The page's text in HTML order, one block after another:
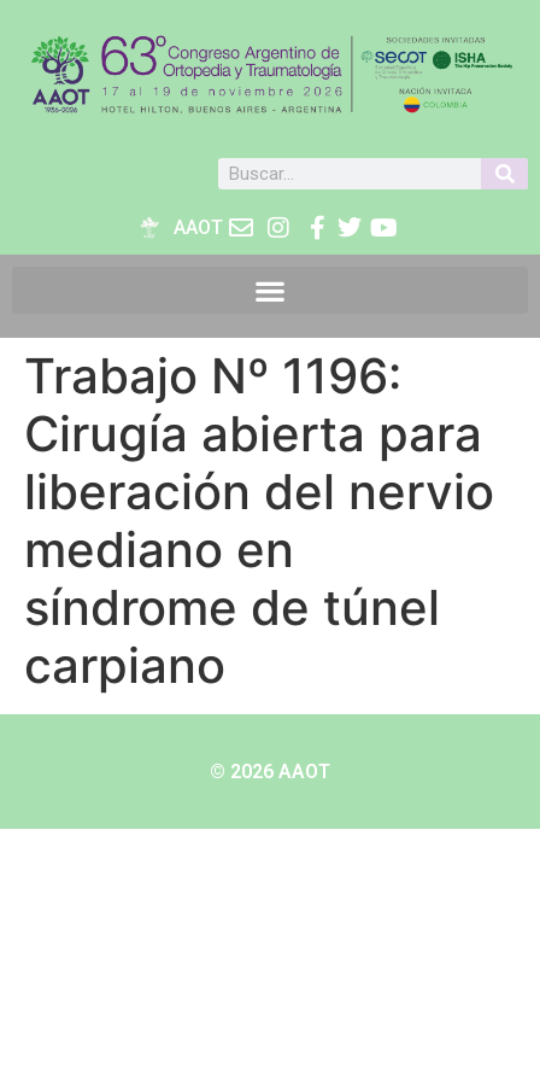
AAOT
Trabajo Nº 1196:
Cirugía abierta para
liberación del nervio
mediano en
síndrome de túnel
carpiano
© 2026 AAOT